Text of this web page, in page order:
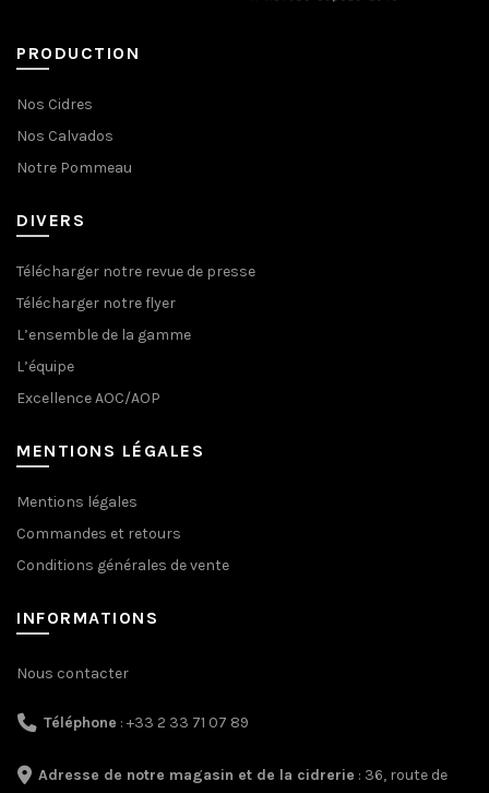
PRODUCTION
Nos Cidres
Nos Calvados
Notre Pommeau
DIVERS
Télécharger notre revue de presse
Télécharger notre flyer
L’ensemble de la gamme
L’équipe
Excellence AOC/AOP
MENTIONS LÉGALES
Mentions légales
Commandes et retours
Conditions générales de vente
INFORMATIONS
Nous contacter
Téléphone : +33 2 33 71 07 89
Adresse de notre magasin et de la cidrerie : 36, route de